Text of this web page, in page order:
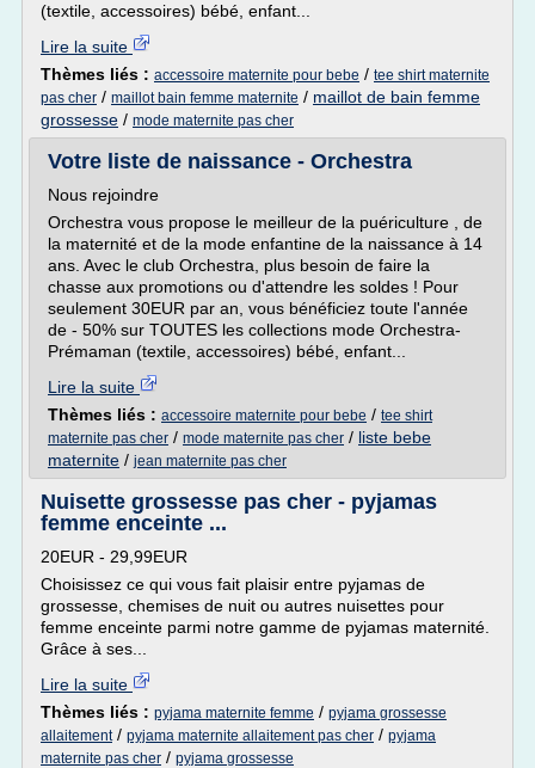
(textile, accessoires) bébé, enfant...
Lire la suite
Thèmes liés : accessoire maternite pour bebe / tee shirt maternite
pas cher / maillot bain femme maternite / maillot de bain femme
grossesse / mode maternite pas cher
Votre liste de naissance - Orchestra
Nous rejoindre
Orchestra vous propose le meilleur de la puériculture , de
la maternité et de la mode enfantine de la naissance à 14
ans. Avec le club Orchestra, plus besoin de faire la
chasse aux promotions ou d'attendre les soldes ! Pour
seulement 30EUR par an, vous bénéficiez toute l'année
de - 50% sur TOUTES les collections mode Orchestra-
Prémaman (textile, accessoires) bébé, enfant...
Lire la suite
Thèmes liés : accessoire maternite pour bebe / tee shirt
maternite pas cher / mode maternite pas cher / liste bebe
maternite / jean maternite pas cher
Nuisette grossesse pas cher - pyjamas
femme enceinte ...
20EUR - 29,99EUR
Choisissez ce qui vous fait plaisir entre pyjamas de
grossesse, chemises de nuit ou autres nuisettes pour
femme enceinte parmi notre gamme de pyjamas maternité.
Grâce à ses...
Lire la suite
Thèmes liés : pyjama maternite femme / pyjama grossesse
allaitement/ pyjama maternite allaitement pas cher / pyjama
maternite pas cher / pyjama grossesse